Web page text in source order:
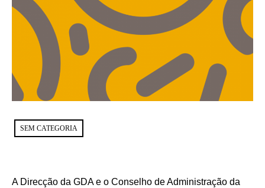
SEM CATEGORIA
A Direcção da GDA e o Conselho de Administração da